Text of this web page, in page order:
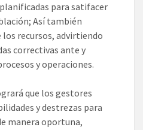
para satifacer
Así también
recursos, advirtiendo
correctivas ante y
y operaciones.
que los gestores
y destrezas para
manera oportuna,